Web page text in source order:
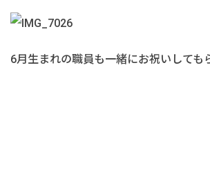
6月生まれの職員も一緒にお祝いして